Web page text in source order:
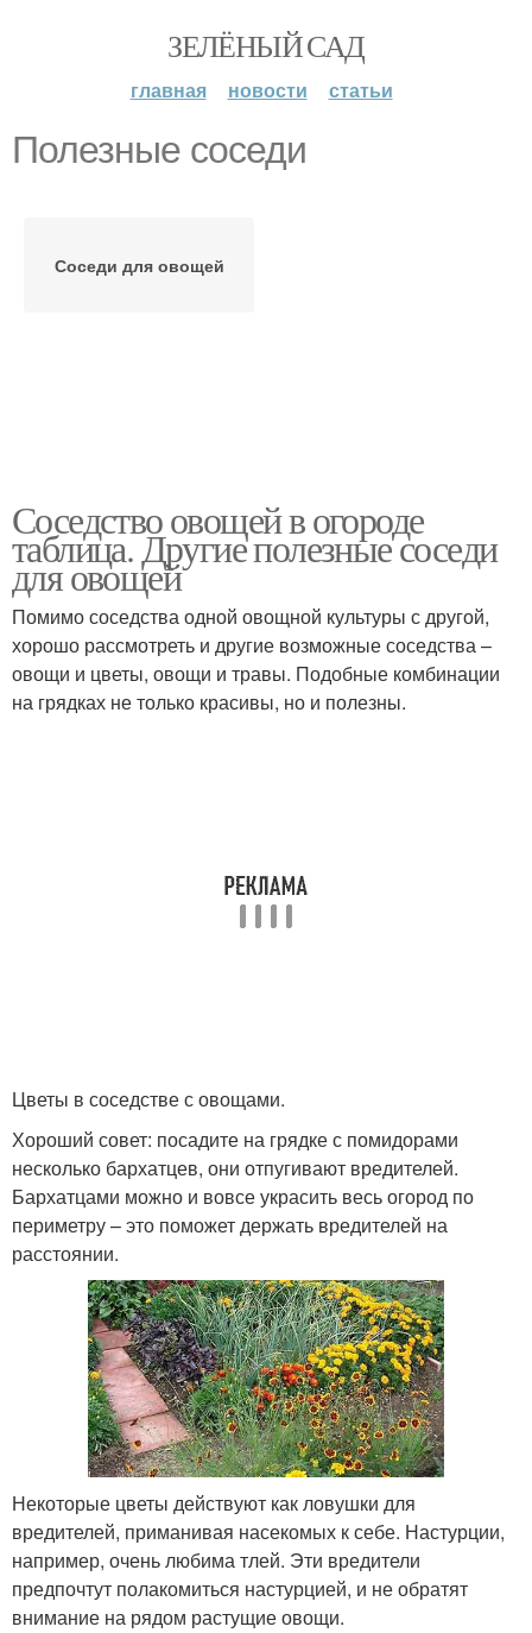
ЗЕЛЁНЫЙ САД
главная новости статьи
Полезные соседи
Соседи для овощей
Соседство овощей в огороде
таблица. Другие полезные соседи
для овощей
Помимо соседства одной овощной культуры с другой,
хорошо рассмотреть и другие возможные соседства –
овощи и цветы, овощи и травы. Подобные комбинации
на грядках не только красивы, но и полезны.
Цветы в соседстве с овощами.
Хороший совет: посадите на грядке с помидорами
несколько бархатцев, они отпугивают вредителей.
Бархатцами можно и вовсе украсить весь огород по
периметру – это поможет держать вредителей на
расстоянии.
Некоторые цветы действуют как ловушки для
вредителей, приманивая насекомых к себе. Настурции,
например, очень любима тлей. Эти вредители
предпочтут полакомиться настурцией, и не обратят
внимание на рядом растущие овощи.